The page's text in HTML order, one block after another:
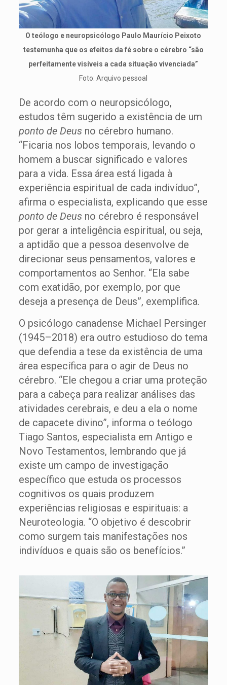
O teólogo e neuropsicólogo Paulo Maurício Peixoto
testemunha que os efeitos da fé sobre o cérebro “são
perfeitamente visíveis a cada situação vivenciada”
Foto: Arquivo pessoal
De acordo com o neuropsicólogo,
estudos têm sugerido a existência de um
ponto de Deus no cérebro humano.
“Ficaria nos lobos temporais, levando o
homem a buscar significado e valores
para a vida. Essa área está ligada à
experiência espiritual de cada indivíduo”,
afirma o especialista, explicando que esse
ponto de Deus no cérebro é responsável
por gerar a inteligência espiritual, ou seja,
a aptidão que a pessoa desenvolve de
direcionar seus pensamentos, valores e
comportamentos ao Senhor. “Ela sabe
com exatidão, por exemplo, por que
deseja a presença de Deus”, exemplifica.
O psicólogo canadense Michael Persinger
(1945–2018) era outro estudioso do tema
que defendia a tese da existência de uma
área específica para o agir de Deus no
cérebro. “Ele chegou a criar uma proteção
para a cabeça para realizar análises das
atividades cerebrais, e deu a ela o nome
de capacete divino”, informa o teólogo
Tiago Santos, especialista em Antigo e
Novo Testamentos, lembrando que já
existe um campo de investigação
específico que estuda os processos
cognitivos os quais produzem
experiências religiosas e espirituais: a
Neuroteologia. “O objetivo é descobrir
como surgem tais manifestações nos
indivíduos e quais são os benefícios.”